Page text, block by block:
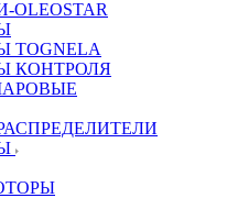
КОНТРОЛЯ